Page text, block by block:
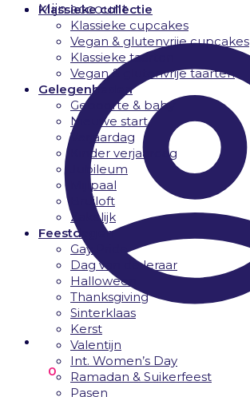
Mijn account
0
Klassieke collectie
Klassieke cupcakes
Vegan & glutenvrije cupcakes
Klassieke taarten
Vegan & glutenvrije taarten
Gelegenheden
Geboorte & baby
Nieuwe start
Verjaardag
Kinder verjaardag
Jubileum
Mijlpaal
Bruiloft
Zakelijk
Feestdagen
Gay Pride
Dag van de leraar
Halloween
Thanksgiving
Sinterklaas
Kerst
Valentijn
Int. Women’s Day
Ramadan & Suikerfeest
Pasen